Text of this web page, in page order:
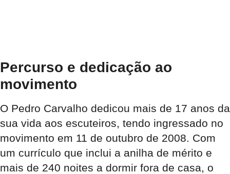
Percurso e dedicação ao
movimento
O Pedro Carvalho dedicou mais de 17 anos da
sua vida aos escuteiros, tendo ingressado no
movimento em 11 de outubro de 2008. Com
um currículo que inclui a anilha de mérito e
mais de 240 noites a dormir fora de casa, o